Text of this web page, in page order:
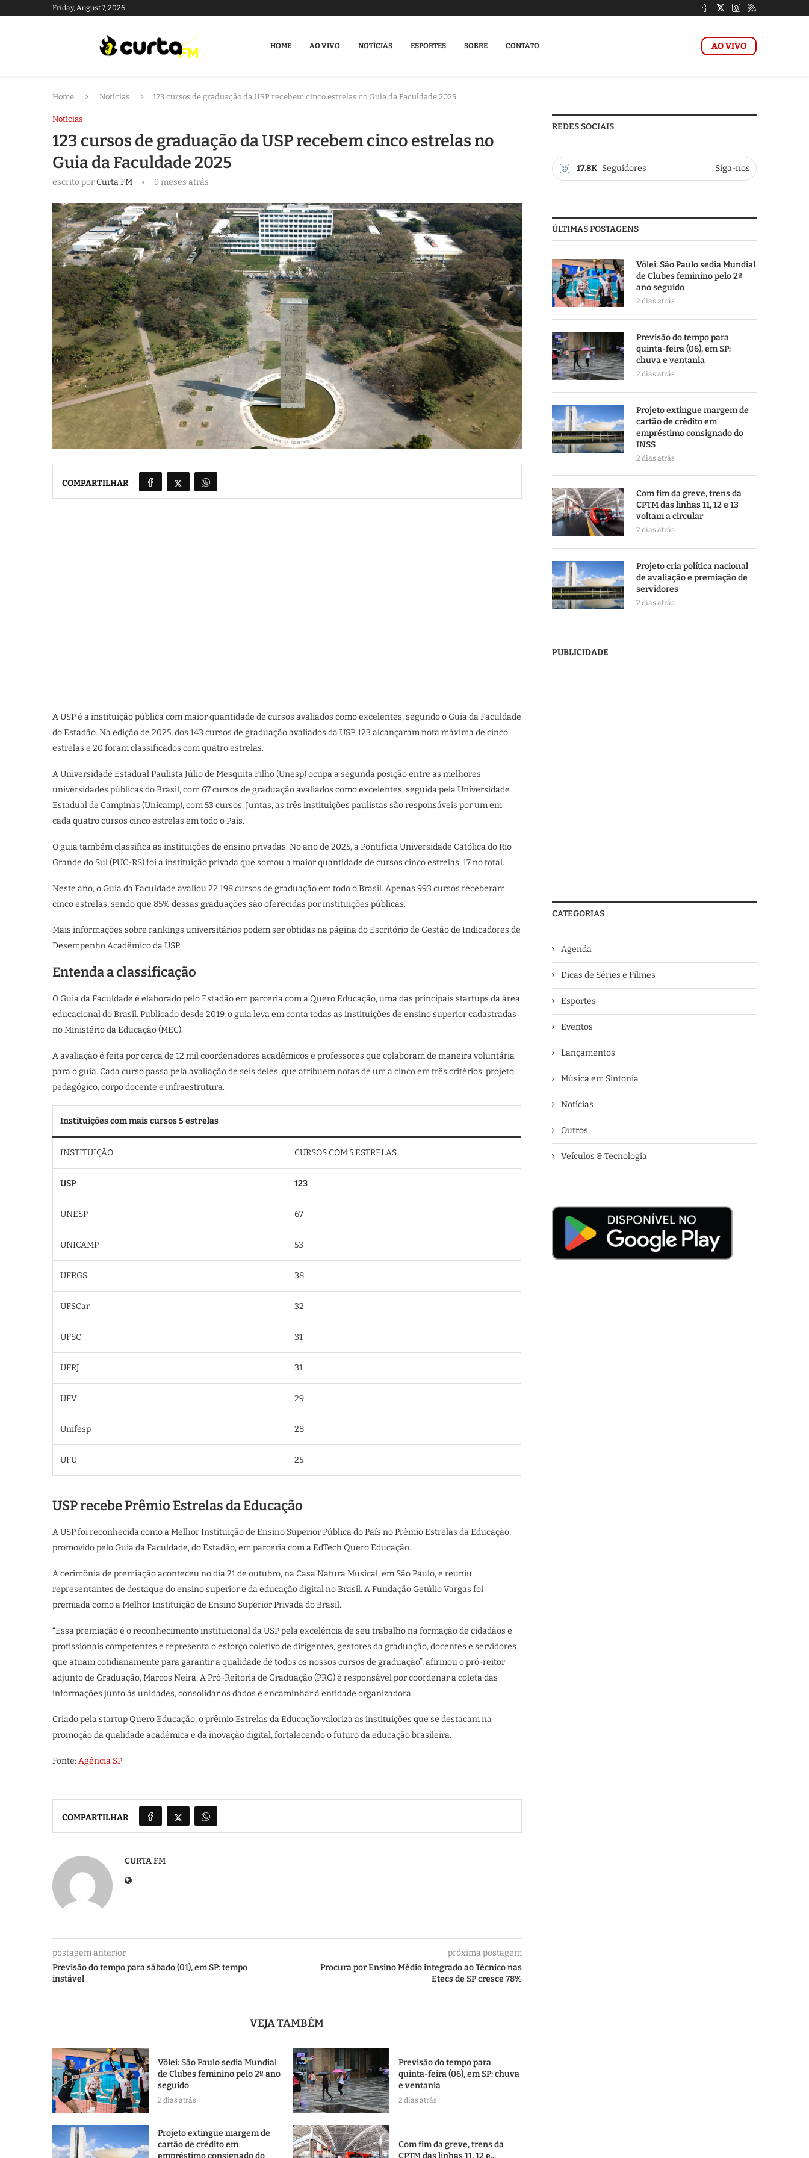
Friday, August 7, 2026
HOME AO VIVO NOTÍCIAS ESPORTES SOBRE CONTATO AO VIVO
Home Notícias 123 cursos de graduação da USP recebem cinco estrelas no Guia da Faculdade 2025
Notícias
123 cursos de graduação da USP recebem cinco estrelas no
Guia da Faculdade 2025
escrito porCurta FM 9 meses atrás
COMPARTILHAR
A USP é a instituição pública com maior quantidade de cursos avaliados como excelentes, segundo o Guia da Faculdade
do Estadão. Na edição de 2025, dos 143 cursos de graduação avaliados da USP, 123 alcançaram nota máxima de cinco
estrelas e 20 foram classificados com quatro estrelas.
A Universidade Estadual Paulista Júlio de Mesquita Filho (Unesp) ocupa a segunda posição entre as melhores
universidades públicas do Brasil, com 67 cursos de graduação avaliados como excelentes, seguida pela Universidade
Estadual de Campinas (Unicamp), com 53 cursos. Juntas, as três instituições paulistas são responsáveis por um em
cada quatro cursos cinco estrelas em todo o País.
O guia também classifica as instituições de ensino privadas. No ano de 2025, a Pontifícia Universidade Católica do Rio
Grande do Sul (PUC-RS) foi a instituição privada que somou a maior quantidade de cursos cinco estrelas, 17 no total.
Neste ano, o Guia da Faculdade avaliou 22.198 cursos de graduação em todo o Brasil. Apenas 993 cursos receberam
cinco estrelas, sendo que 85% dessas graduações são oferecidas por instituições públicas.
Mais informações sobre rankings universitários podem ser obtidas na página do Escritório de Gestão de Indicadores de
Desempenho Acadêmico da USP.
Entenda a classificação
O Guia da Faculdade é elaborado pelo Estadãoem parceria com a Quero Educação, uma das principais startups da área
educacional do Brasil. Publicado desde 2019, o guia leva em conta todas as instituições de ensino superior cadastradas
no Ministério da Educação (MEC).
A avaliação é feita por cerca de 12 mil coordenadores acadêmicos e professores que colaboram de maneira voluntária
para o guia. Cada curso passa pela avaliação de seis deles, que atribuem notas de um a cinco em três critérios: projeto
pedagógico, corpo docente e infraestrutura.
Instituições com mais cursos 5 estrelas
INSTITUIÇÃO CURSOS COM 5 ESTRELAS
USP 123
UNESP 67
UNICAMP 53
UFRGS 38
UFSCar 32
UFSC 31
UFRJ 31
UFV 29
Unifesp 28
UFU 25
USP recebe Prêmio Estrelas da Educação
A USP foi reconhecida como a Melhor Instituição de Ensino Superior Pública do País no Prêmio Estrelas da Educação,
promovido pelo Guia da Faculdade, do Estadão, em parceria com a EdTech Quero Educação.
A cerimônia de premiação aconteceu no dia 21 de outubro, na Casa Natura Musical, em São Paulo, e reuniu
representantes de destaque do ensino superior e da educação digital no Brasil. A Fundação Getúlio Vargas foi
premiada como a Melhor Instituição de Ensino Superior Privada do Brasil.
“Essa premiação é o reconhecimento institucional da USP pela excelência de seu trabalho na formação de cidadãos e
profissionais competentes e representa o esforço coletivo de dirigentes, gestores da graduação, docentes e servidores
que atuam cotidianamente para garantir a qualidade de todos os nossos cursos de graduação”, afirmou o pró-reitor
adjunto de Graduação, Marcos Neira. A Pró-Reitoria de Graduação (PRG) é responsável por coordenar a coleta das
informações junto às unidades, consolidar os dados e encaminhar à entidade organizadora.
Criado pela startup Quero Educação, o prêmio Estrelas da Educação valoriza as instituições que se destacam na
promoção da qualidade acadêmica e da inovação digital, fortalecendo o futuro da educação brasileira.
Fonte: Agência SP
COMPARTILHAR
CURTA FM
postagem anterior
Previsão do tempo para sábado (01), em SP: tempo
instável
próxima postagem
Procura por Ensino Médio integrado ao Técnico nas
Etecs de SP cresce 78%
VEJA TAMBÉM
Vôlei: São Paulo sedia Mundial
de Clubes feminino pelo 2º ano
seguido
2 dias atrás
Previsão do tempo para
quinta-feira (06), em SP: chuva
e ventania
2 dias atrás
Projeto extingue margem de
cartão de crédito em
Com fim da greve, trens da
REDES SOCIAIS
17.8K Seguidores Siga-nos
ÚLTIMAS POSTAGENS
Vôlei: São Paulo sedia Mundial
de Clubes feminino pelo 2º
ano seguido
2 dias atrás
Previsão do tempo para
quinta-feira (06), em SP:
chuva e ventania
2 dias atrás
Projeto extingue margem de
cartão de crédito em
empréstimo consignado do
INSS
2 dias atrás
Com fim da greve, trens da
CPTM das linhas 11, 12 e 13
voltam a circular
2 dias atrás
Projeto cria política nacional
de avaliação e premiação de
servidores
2 dias atrás
PUBLICIDADE
CATEGORIAS
Agenda
Dicas de Séries e Filmes
Esportes
Eventos
Lançamentos
Música em Sintonia
Notícias
Outros
Veículos & Tecnologia